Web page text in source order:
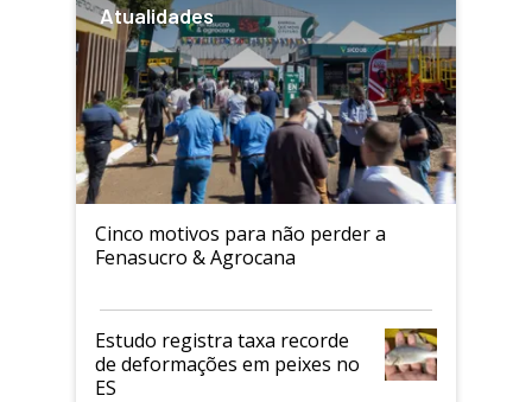
Atualidades
Cinco motivos para não perder a
Fenasucro & Agrocana
Estudo registra taxa recorde
de deformações em peixes no
ES